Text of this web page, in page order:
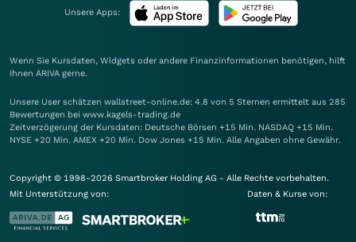
Unsere Apps:
Wenn Sie Kursdaten, Widgets oder andere Finanzinformationen benötigen, hilft
Ihnen ARIVA gerne.
Unsere User schätzen wallstreet-online.de: 4.8 von 5 Sternen ermittelt aus 285
Bewertungen bei www.kagels-trading.de
Zeitverzögerung der Kursdaten: Deutsche Börsen +15 Min. NASDAQ +15 Min.
NYSE +20 Min. AMEX +20 Min. Dow Jones +15 Min. Alle Angaben ohne Gewähr.
Copyright © 1998-2026 Smartbroker Holding AG - Alle Rechte vorbehalten.
Mit Unterstützung von:
Daten & Kurse von: